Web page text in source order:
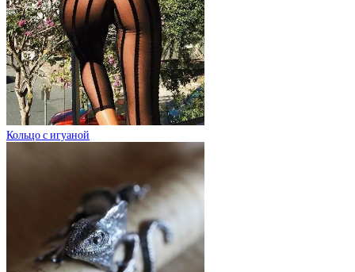
Кольцо с игуаной